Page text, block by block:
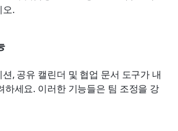
오.
, 공유 캘린더 및 협업 문서 도구가 내
하세요. 이러한 기능들은 팀 조정을 강